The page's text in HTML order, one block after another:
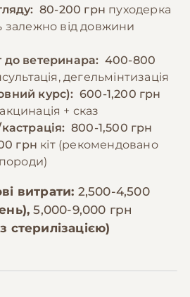
80-200 грн пуходерка
залежно від довжини
до ветеринара: 400-800
дегельмінтизація
курс): 600-1,200 грн
+ сказ
800-1,500 грн
грн кіт (рекомендовано
витрати: 2,500-4,500
5,000-9,000 грн
стерилізацією)